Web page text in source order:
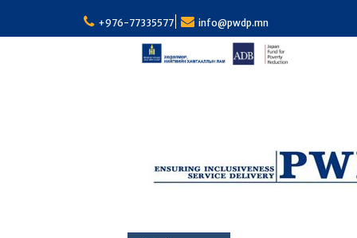
i
+976-77335577 info@pwdp.mn